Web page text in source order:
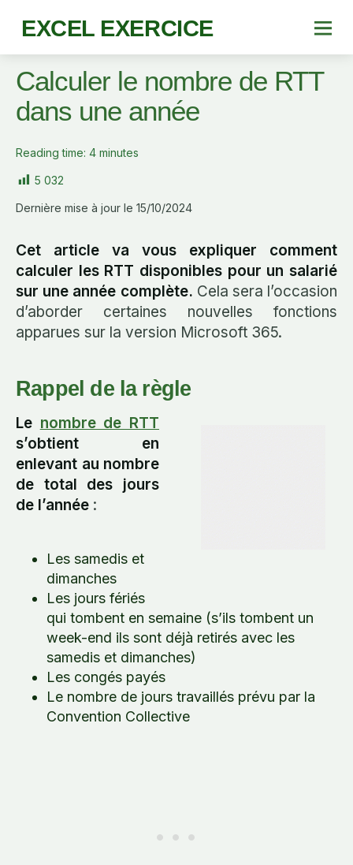
EXCEL EXERCICE
Calculer le nombre de RTT
dans une année
Reading time: 4 minutes
5 032
Dernière mise à jour le 15/10/2024
Cet article va vous expliquer comment
calculer les RTT disponibles pour un salarié
sur une année complète. Cela sera l’occasion
d’aborder certaines nouvelles fonctions
apparues sur la version Microsoft 365.
Rappel de la règle
Le nombre de RTT
s’obtient en
enlevant au nombre
de total des jours
de l’année :
Les samedis et
dimanches
Les jours fériés
qui tombent en semaine (s’ils tombent un
week-end ils sont déjà retirés avec les
samedis et dimanches)
Les congés payés
Le nombre de jours travaillés prévu par la
Convention Collective